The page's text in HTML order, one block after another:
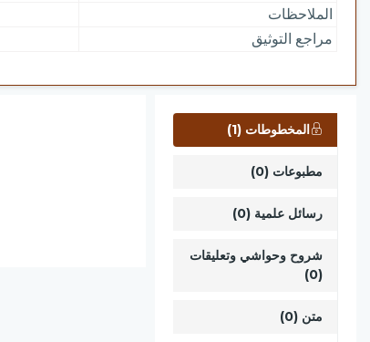
الملاحظات
مراجع التوثيق
المخطوطات (1)
مطبوعات (0)
رسائل علمية (0)
شروح وحواشي وتعليقات
(0)
متن (0)